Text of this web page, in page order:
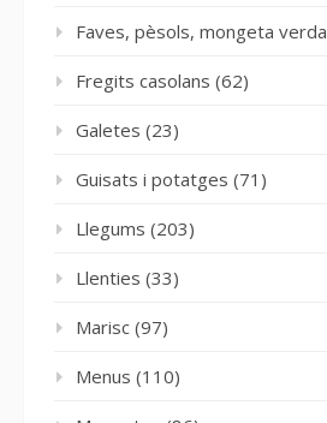
Faves, pèsols, mongeta verda
Fregits casolans (62)
Galetes (23)
Guisats i potatges (71)
Llegums (203)
Llenties (33)
Marisc (97)
Menus (110)